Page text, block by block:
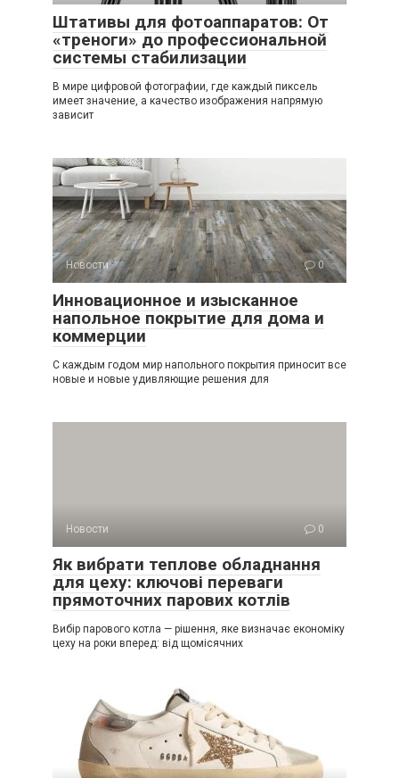
Штативы для фотоаппаратов: От
«треноги» до профессиональной
системы стабилизации
В мире цифровой фотографии, где каждый пиксель
имеет значение, а качество изображения напрямую
зависит
Новости 0
Инновационное и изысканное
напольное покрытие для дома и
коммерции
С каждым годом мир напольного покрытия приносит все
новые и новые удивляющие решения для
Новости 0
Як вибрати теплове обладнання
для цеху: ключові переваги
прямоточних парових котлів
Вибір парового котла — рішення, яке визначає економіку
цеху на роки вперед: від щомісячних